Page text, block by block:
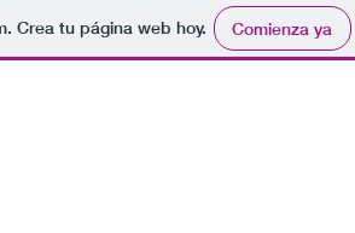
. Crea tu página web hoy. Comienza ya